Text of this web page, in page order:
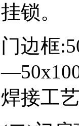
挂锁。
门边框
焊接工